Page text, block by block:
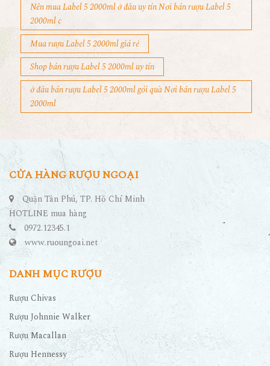
Nên mua Label 5 2000ml ở đâu uy tín Nơi bán rượu Label 5
2000ml c
Mua rượu Label 5 2000ml giá rẻ
Shop bán rượu Label 5 2000ml uy tín
ở đâu bán rượu Label 5 2000ml gói quà Nơi bán rượu Label 5
2000ml
CỬA HÀNG RƯỢU NGOẠI
Quận Tân Phú, TP. Hồ Chí Minh
HOTLINE mua hàng
0972.12345.1
www.ruoungoai.net
DANH MỤC RƯỢU
Rượu Chivas
Rượu Johnnie Walker
Rượu Macallan
Rượu Hennessy